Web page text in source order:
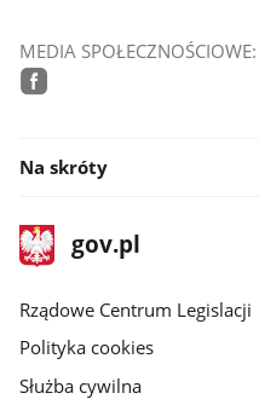
MEDIA SPOŁECZNOŚCIOWE:
Na skróty
stopka
gov.plStrona
gov.pl
Rządowe Centrum Legislacji
Polityka cookies
Służba cywilna